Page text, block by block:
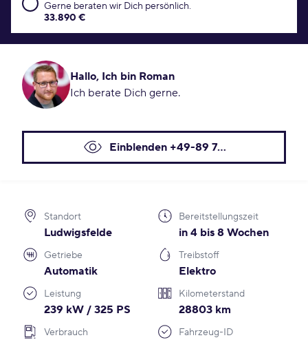
Gerne beraten wir Dich persönlich.
33.890 €
Hallo, Ich bin Roman
Ich berate Dich gerne.
Einblenden +49-89 7...
Standort
Ludwigsfelde
Bereitstellungszeit
in 4 bis 8 Wochen
Getriebe
Automatik
Treibstoff
Elektro
Leistung
239 kW / 325 PS
Kilometerstand
28803 km
Verbrauch Fahrzeug-ID